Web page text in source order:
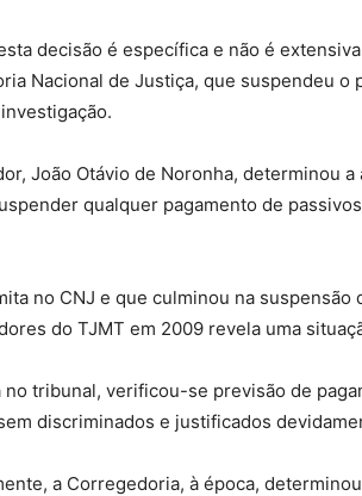
decisão é específica e não é
Nacional de Justiça, que suspendeu o
João Otávio de Noronha, determinou
qualquer pagamento de
no CNJ e que culminou na suspensão
do TJMT em 2009 revela uma
tribunal, verificou-se previsão de
discriminados e justificados
a Corregedoria, à época,